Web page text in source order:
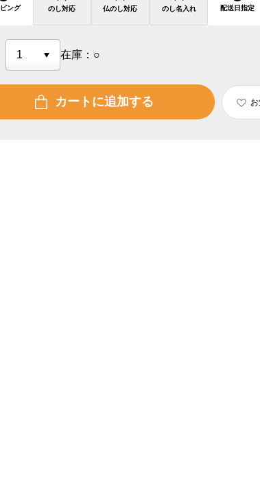
ング のし対応 仏のし対応 のし名入れ 配送日指定
在庫： ○
カートに追加する